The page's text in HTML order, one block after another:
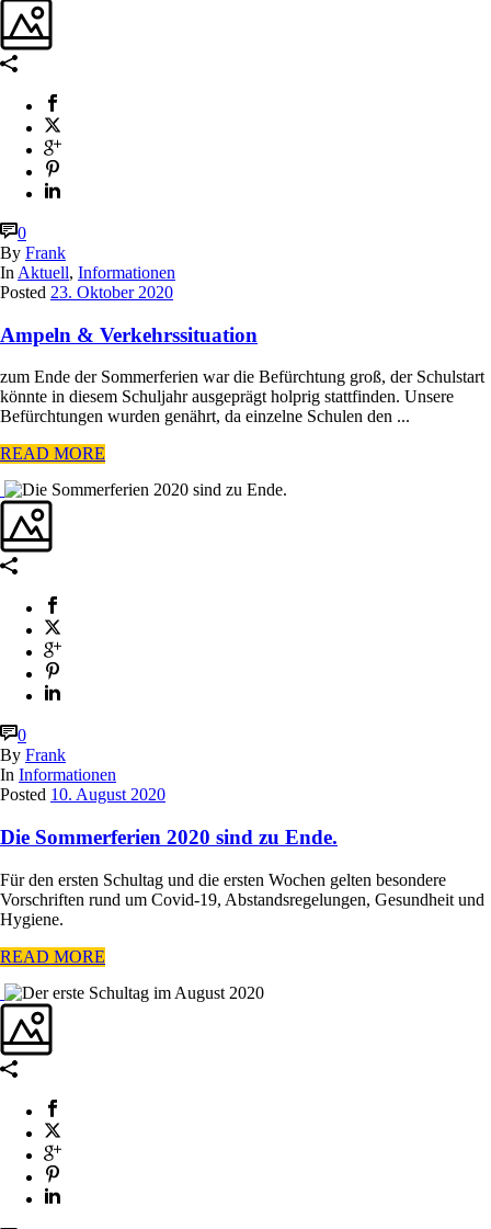
0
By Frank
In Aktuell, Informationen
Posted 23. Oktober 2020
Ampeln & Verkehrssituation
zum Ende der Sommerferien war die Befürchtung groß, der Schulstart
könnte in diesem Schuljahr ausgeprägt holprig stattfinden. Unsere
Befürchtungen wurden genährt, da einzelne Schulen den ...
READ MORE
0
By Frank
In Informationen
Posted 10. August 2020
Die Sommerferien 2020 sind zu Ende.
Für den ersten Schultag und die ersten Wochen gelten besondere
Vorschriften rund um Covid-19, Abstandsregelungen, Gesundheit und
Hygiene.
READ MORE